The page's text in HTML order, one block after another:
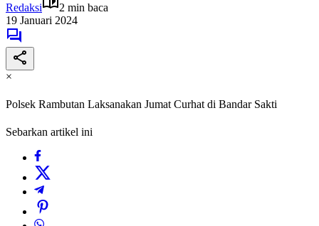
Redaksi
2 min baca
19 Januari 2024
×
Polsek Rambutan Laksanakan Jumat Curhat di Bandar Sakti
Sebarkan artikel ini